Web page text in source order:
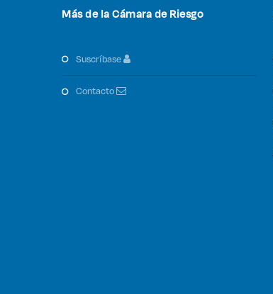
Más de la Cámara de Riesgo
suscríbase
contacto